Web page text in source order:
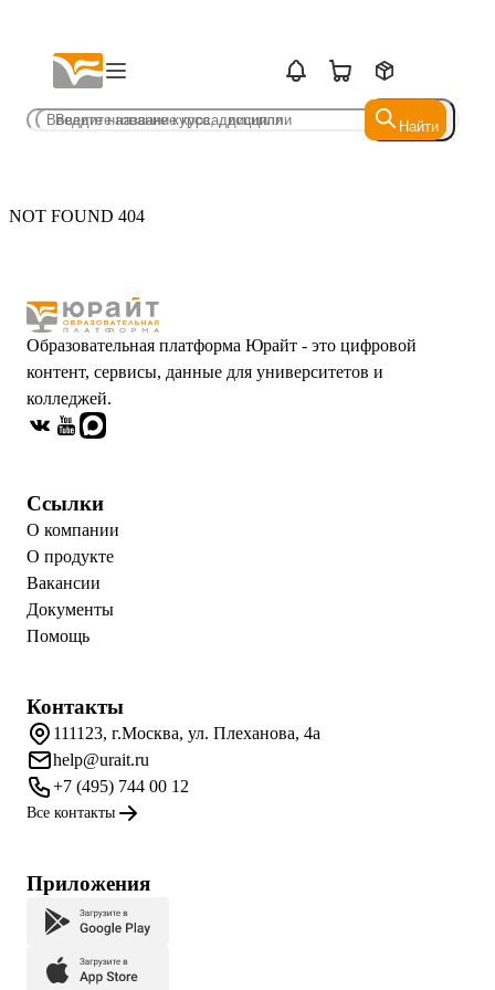
Найти
Найти
NOT FOUND 404
Образовательная платформа Юрайт - это цифровой
контент, сервисы, данные для университетов и
колледжей.
Ссылки
О компании
О продукте
Вакансии
Документы
Помощь
Контакты
111123, г.Москва, ул. Плеханова, 4а
help@urait.ru
+7 (495) 744 00 12
Все контакты
Приложения